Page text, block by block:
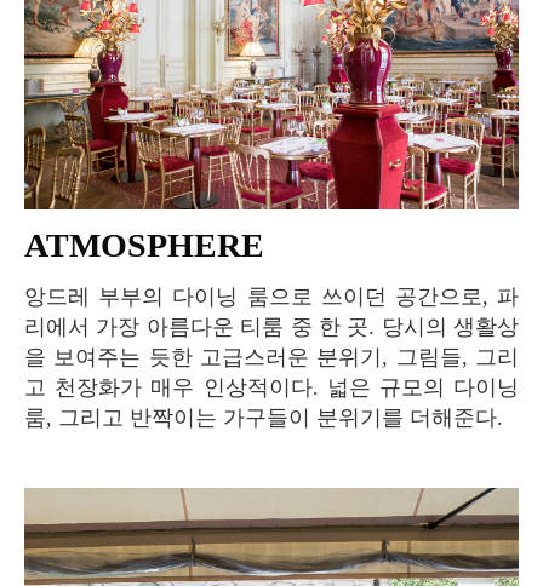
ATMOSPHERE
앙드레 부부의 다이닝 룸으로 쓰이던 공간으로, 파
리에서 가장 아름다운 티룸 중 한 곳. 당시의 생활상
을 보여주는 듯한 고급스러운 분위기, 그림들, 그리
고 천장화가 매우 인상적이다. 넓은 규모의 다이닝
룸, 그리고 반짝이는 가구들이 분위기를 더해준다.